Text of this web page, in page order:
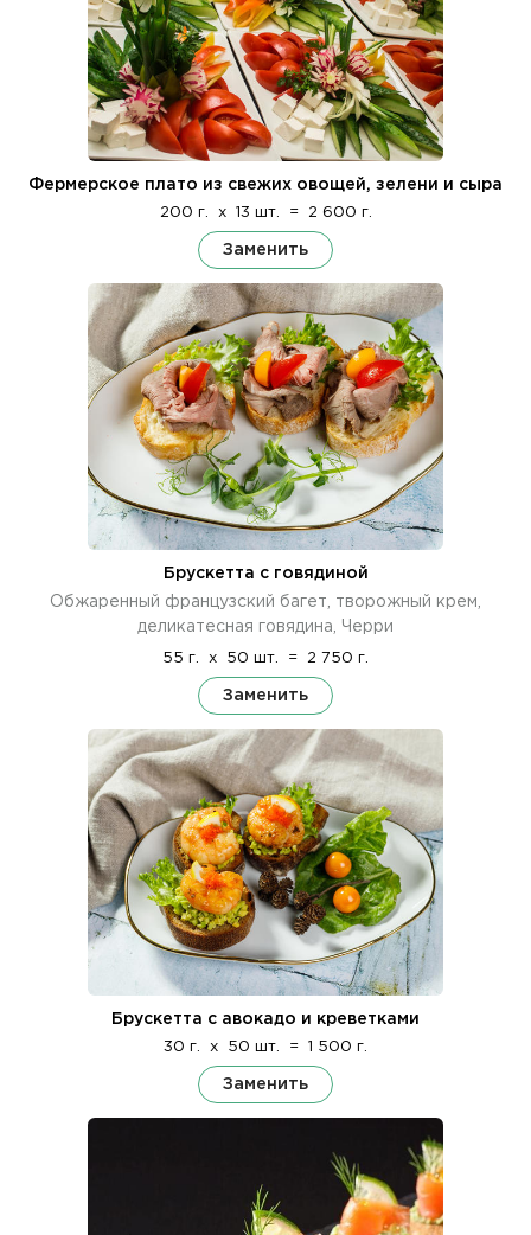
Фермерское плато из свежих овощей, зелени и сыра
200 г. x 13 шт. = 2 600 г.
Заменить
Брускетта с говядиной
Обжаренный французский багет, творожный крем,
деликатесная говядина, Черри
55 г. x 50 шт. = 2 750 г.
Заменить
Брускетта с авокадо и креветками
30 г. x 50 шт. = 1 500 г.
Заменить